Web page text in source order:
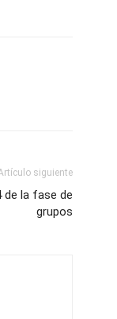
siguiente
de la fase de
grupos